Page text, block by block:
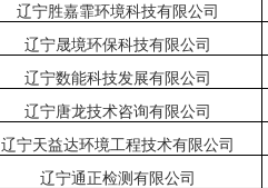
辽宁胜嘉霏环境科技有限公司
辽宁晟境环保科技有限公司
辽宁数能科技发展有限公司
辽宁唐龙技术咨询有限公司
辽宁天益达环境工程技术有限公司
辽宁通正检测有限公司